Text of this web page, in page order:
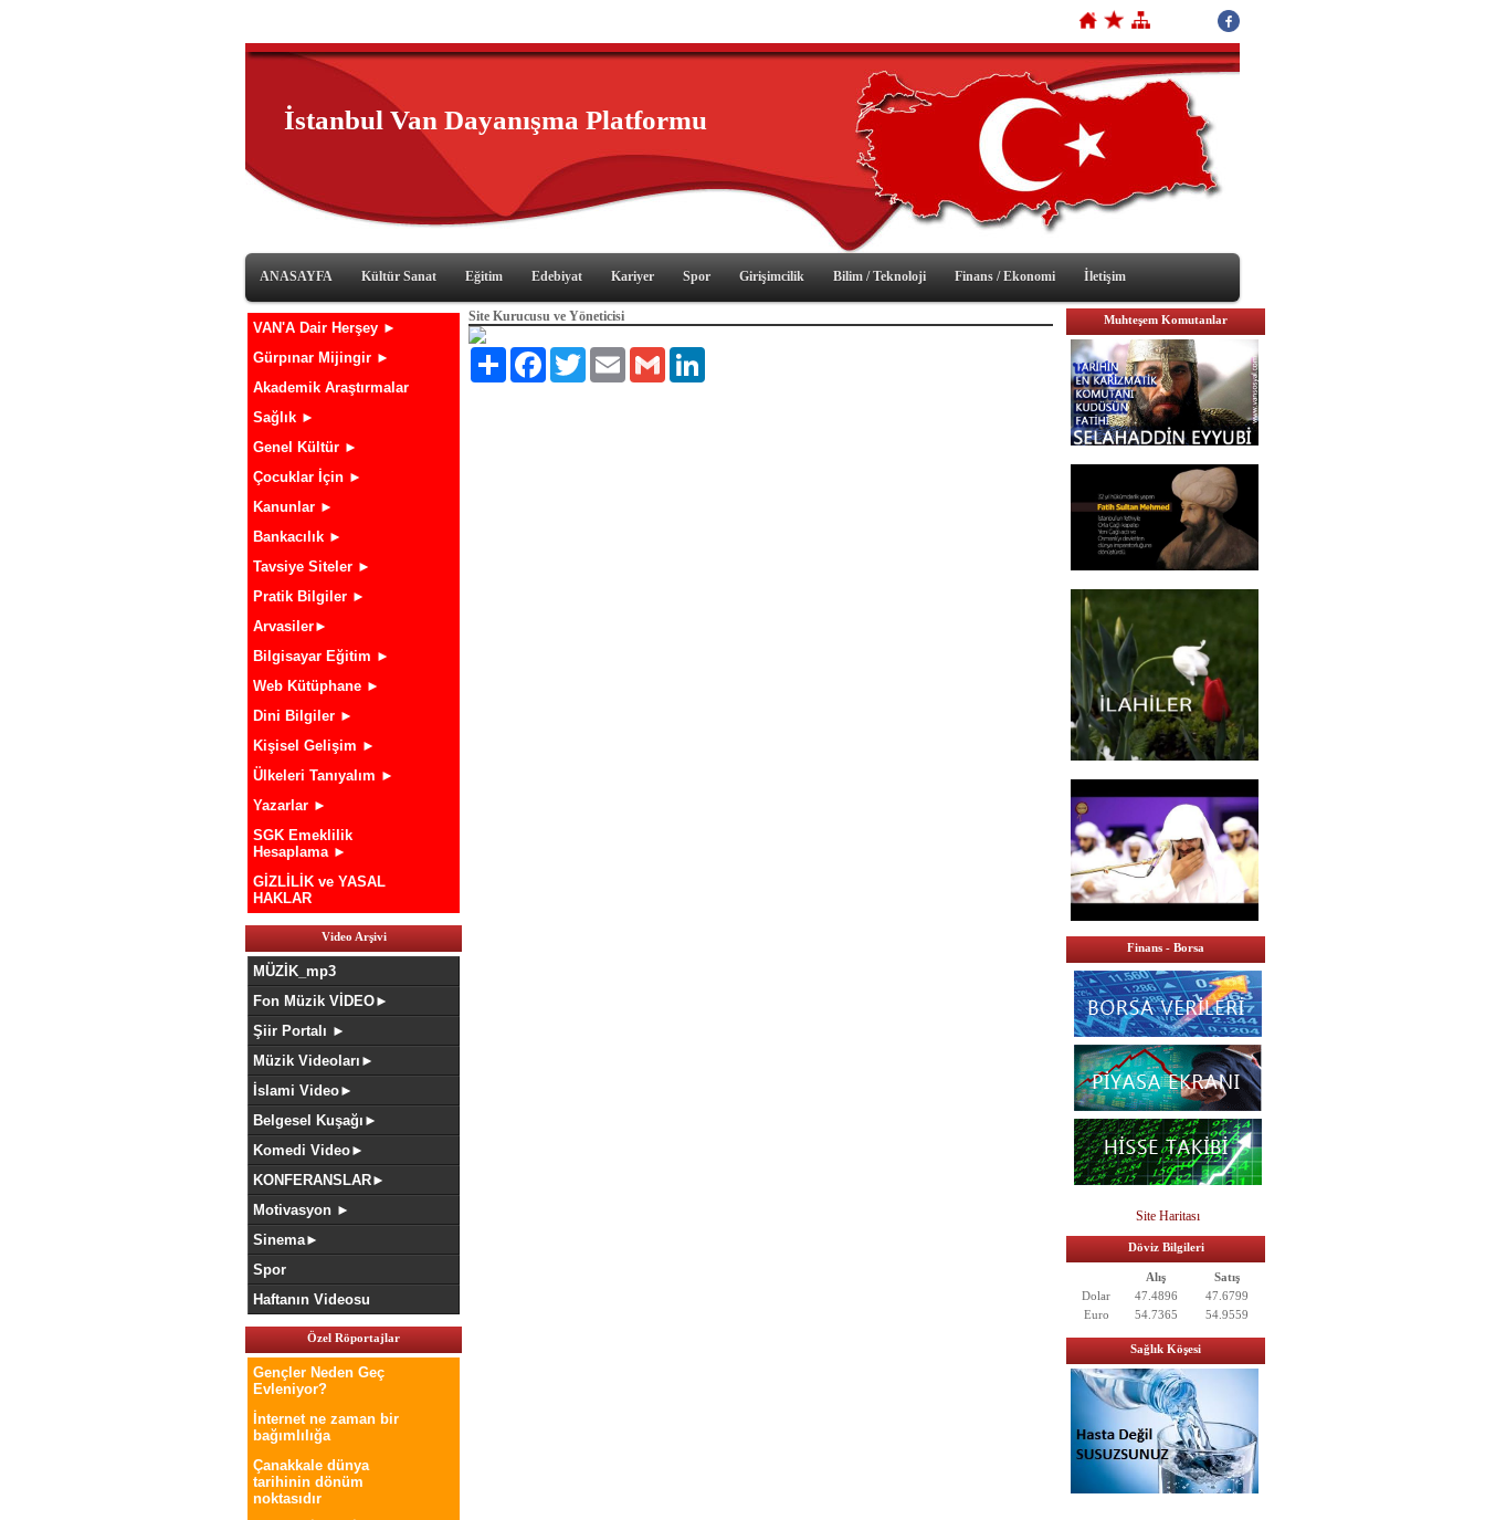
İstanbul Van Dayanışma Platformu
ANASAYFA Kültür Sanat Eğitim Edebiyat Kariyer Spor Girişimcilik Bilim / Teknoloji Finans / Ekonomi İletişim
VAN'A Dair Herşey ►
Gürpınar Mijingir ►
Akademik Araştırmalar
Sağlık ►
Genel Kültür ►
Çocuklar İçin ►
Kanunlar ►
Bankacılık ►
Tavsiye Siteler ►
Pratik Bilgiler ►
Arvasiler►
Bilgisayar Eğitim ►
Web Kütüphane ►
Dini Bilgiler ►
Kişisel Gelişim ►
Ülkeleri Tanıyalım ►
Yazarlar ►
SGK Emeklilik
Hesaplama ►
GİZLİLİK ve YASAL
HAKLAR
Video Arşivi
MÜZİK_mp3
Fon Müzik VİDEO►
Şiir Portalı ►
Müzik Videoları►
İslami Video►
Belgesel Kuşağı►
Komedi Video►
KONFERANSLAR►
Motivasyon ►
Sinema►
Spor
Haftanın Videosu
Özel Röportajlar
Gençler Neden Geç
Evleniyor?
İnternet ne zaman bir
bağımlılığa
Çanakkale dünya
tarihinin dönüm
noktasıdır
Site Kurucusu ve Yöneticisi
Paylaş FacebookTwitter Email Gmail
Muhteşem Komutanlar
Finans - Borsa
Site Haritası
Döviz Bilgileri
Alış
Satış
Dolar
47.4896
47.6799
Euro
54.7365 54.9559
Sağlık Köşesi